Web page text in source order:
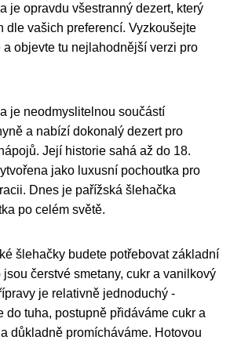
je opravdu všestranný dezert, který
dle vašich preferencí. Vyzkoušejte
a objevte tu nejlahodnější verzi pro
je neodmyslitelnou součástí
a nabízí dokonalý dezert pro
Její historie sahá až do 18.
jako luxusní pochoutka pro
Dnes je pařížská šlehačka
po celém světě.
šlehačky budete potřebovat základní
čerstvé smetany, cukr a vanilkový
je relativně jednoduchý -
do tuha, postupně přidáváme cukr a
důkladně promícháváme. Hotovou